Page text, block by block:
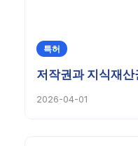
특허
저작권과 지식재산
2026-04-01